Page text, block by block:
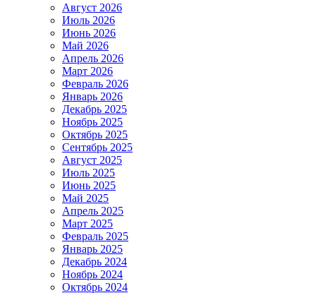
Август 2026
Июль 2026
Июнь 2026
Май 2026
Апрель 2026
Март 2026
Февраль 2026
Январь 2026
Декабрь 2025
Ноябрь 2025
Октябрь 2025
Сентябрь 2025
Август 2025
Июль 2025
Июнь 2025
Май 2025
Апрель 2025
Март 2025
Февраль 2025
Январь 2025
Декабрь 2024
Ноябрь 2024
Октябрь 2024